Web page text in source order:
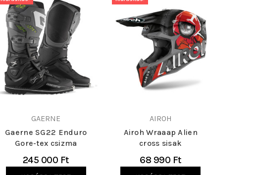
GAERNE
Gaerne SG22 Enduro
Gore-tex csizma
245 000 Ft
AIROH
Airoh Wraaap Alien
cross sisak
68 990 Ft